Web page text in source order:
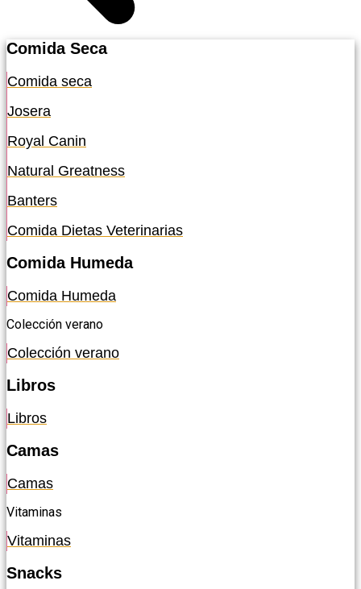
Comida Seca
Comida seca
Josera
Royal Canin
Natural Greatness
Banters
Comida Dietas Veterinarias
Comida Humeda
Comida Humeda
Colección verano
Colección verano
Libros
Libros
Camas
Camas
Vitaminas
Vitaminas
Snacks